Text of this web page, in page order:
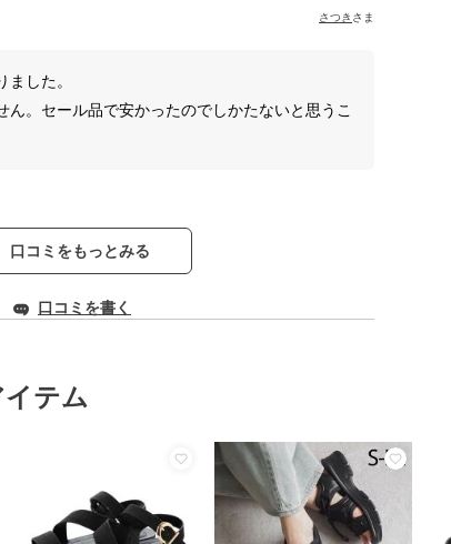
さつき さま
した。
ん。セール品で安かったのでしかたないと思うこ
口コミをもっとみる
口コミを書く
テム